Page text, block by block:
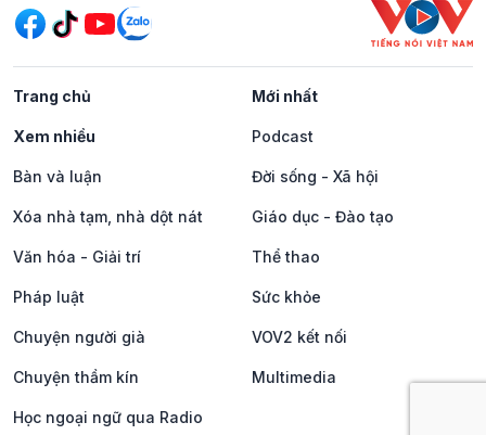
Trang chủ Mới nhất
Xem nhiều Podcast
Bàn và luận Đời sống - Xã hội
Xóa nhà tạm, nhà dột nát Giáo dục - Đào tạo
Văn hóa - Giải trí Thể thao
Pháp luật Sức khỏe
Chuyện người già VOV2 kết nối
Chuyện thầm kín Multimedia
Học ngoại ngữ qua Radio